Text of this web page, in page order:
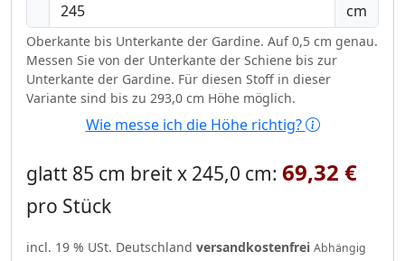
cm
Oberkante bis Unterkante der Gardine. Auf 0,5 cm genau.
Messen Sie von der Unterkante der Schiene bis zur
Unterkante der Gardine. Für diesen Stoff in dieser
Variante sind bis zu 293,0 cm Höhe möglich.
Wie messe ich die Höhe richtig?
glatt 85 cm breit x 245,0 cm: 69,32 €
pro Stück
incl. 19 % USt. Deutschland versandkostenfrei Abhängig